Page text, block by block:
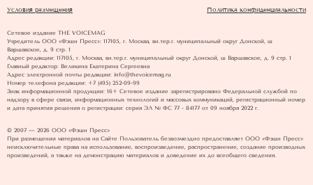
Условия размещения Политика конфиденциальности
Сетевое издание THE VOICEMAG
Учредитель ООО «Фэшн Пресс»: 117105, г. Москва, вн.тер.г. муниципальный округ Донской, ш
Варшавское, д. 9 стр. 1
Адрес редакции: 117105, г. Москва, вн.тер.г. муниципальный округ Донской, ш Варшавское, д. 9 стр. 1
Главный редактор: Великина Екатерина Сергеевна
Адрес электронной почты редакции: info@thevoicemag.ru
Номер телефона редакции: +7 (495) 252-09-99
Знак информационной продукции: 16+ Cетевое издание зарегистрировано Федеральной службой по
надзору в сфере связи, информационных технологий и массовых коммуникаций, регистрационный номер
и дата принятия решения о регистрации: серия ЭЛ № ФС 77 - 84177 от 09 ноября 2022 г.
© 2007 — 2026 ООО «Фэшн Пресс»
При размещении материалов на Сайте Пользователь безвозмездно предоставляет ООО «Фэшн Пресс»
неисключительные права на использование, воспроизведение, распространение, создание производных
произведений, а также на демонстрацию материалов и доведение их до всеобщего сведения.